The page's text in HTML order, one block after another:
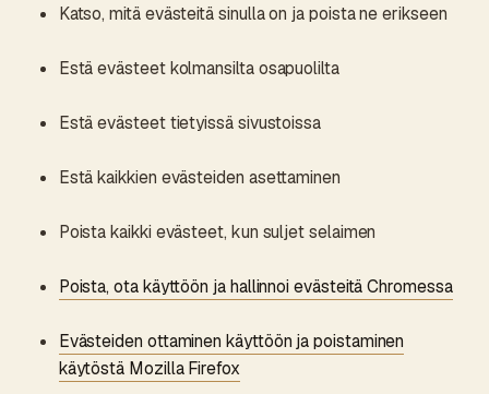
Katso, mitä evästeitä sinulla on ja poista ne erikseen
Estä evästeet kolmansilta osapuolilta
Estä evästeet tietyissä sivustoissa
Estä kaikkien evästeiden asettaminen
Poista kaikki evästeet, kun suljet selaimen
Poista, ota käyttöön ja hallinnoi evästeitä Chromessa
Evästeiden ottaminen käyttöön ja poistaminen
käytöstä Mozilla Firefox